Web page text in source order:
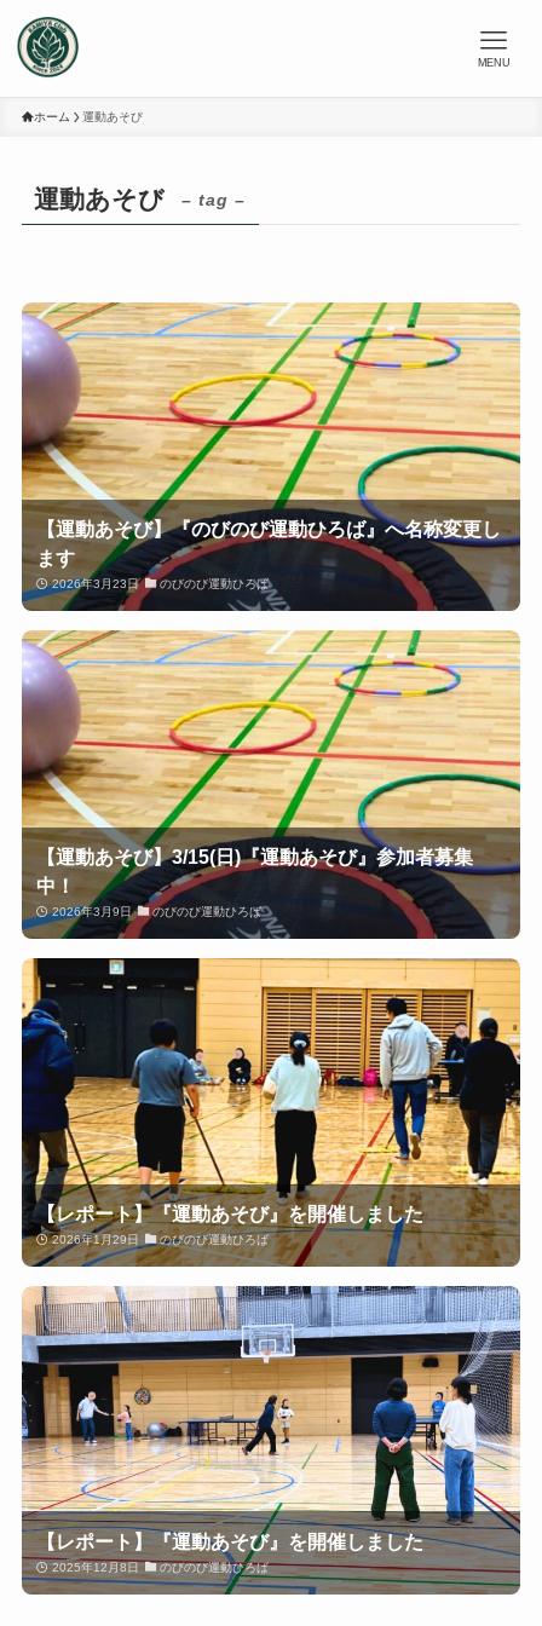
MENU
ホーム 運動あそび
運動あそび – tag –
【運動あそび】『のびのび運動ひろば』へ名称変更し
ます
2026年3月23日 のびのび運動ひろば
【運動あそび】3/15(日)『運動あそび』参加者募集
中！
2026年3月9日 のびのび運動ひろば
【レポート】『運動あそび』を開催しました
2026年1月29日 のびのび運動ひろば
【レポート】『運動あそび』を開催しました
2025年12月8日 のびのび運動ひろば